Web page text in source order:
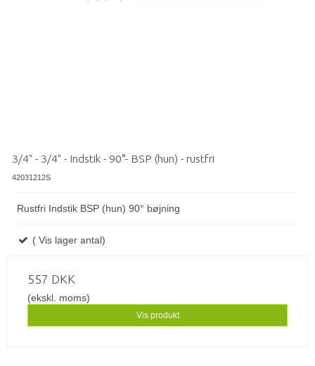
3/4" - 3/4" - Indstik - 90°- BSP (hun) - rustfri
42031212S
Rustfri Indstik BSP (hun) 90° bøjning
( Vis lager antal)
557 DKK
(ekskl. moms)
Vis produkt